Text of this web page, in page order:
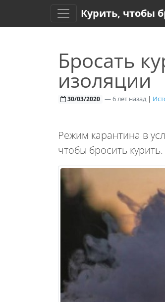
Курить, чтобы
Бросать
изоляции
30/03/2020 —6 лет назад |
Режим карантина в
чтобы бросить курить.